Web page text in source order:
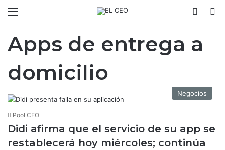
Apps de entrega a
domicilio
Negocios
Pool CEO
Didi afirma que el servicio de su app se
restablecerá hoy miércoles; continúa